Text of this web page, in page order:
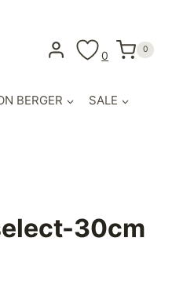
0 0
BERGER SALE
30cm